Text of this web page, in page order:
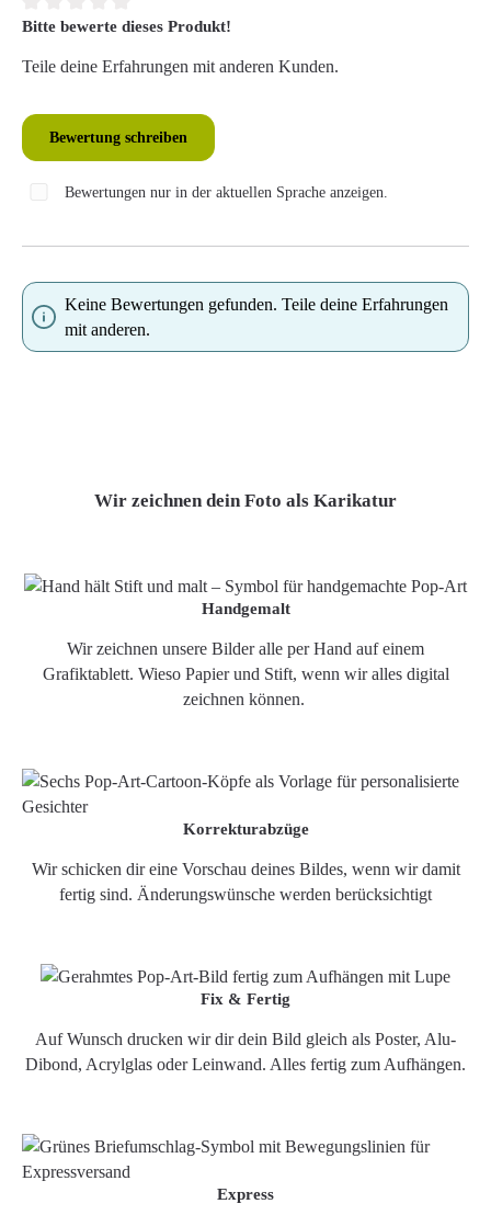
Durchschnittliche Bewertung von 0 von 5 Sternen
Bitte bewerte dieses Produkt!
Teile deine Erfahrungen mit anderen Kunden.
Bewertung schreiben
Bewertungen nur in der aktuellen Sprache anzeigen.
Keine Bewertungen gefunden. Teile deine Erfahrungen
mit anderen.
Wir zeichnen dein Foto als Karikatur
Handgemalt
Wir zeichnen unsere Bilder alle per Hand auf einem
Grafiktablett. Wieso Papier und Stift, wenn wir alles digital
zeichnen können.
Korrekturabzüge
Wir schicken dir eine Vorschau deines Bildes, wenn wir damit
fertig sind. Änderungswünsche werden berücksichtigt
Fix & Fertig
Auf Wunsch drucken wir dir dein Bild gleich als Poster, Alu-
Dibond, Acrylglas oder Leinwand. Alles fertig zum Aufhängen.
Express